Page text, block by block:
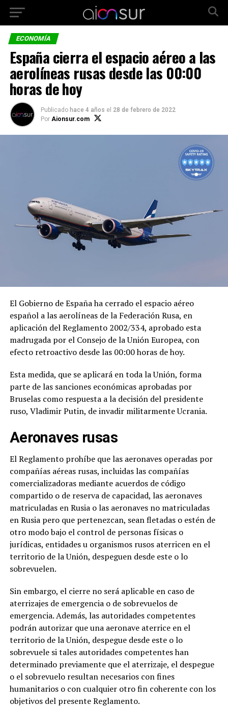
ECONOMÍA
España cierra el espacio aéreo a las
aerolíneas rusas desde las 00:00
horas de hoy
Publicado hace 4 años el 28 de febrero de 2022
Por Aionsur.com
El Gobierno de España ha cerrado el espacio aéreo
español a las aerolíneas de la Federación Rusa, en
aplicación del Reglamento 2002/334, aprobado esta
madrugada por el Consejo de la Unión Europea, con
efecto retroactivo desde las 00:00 horas de hoy.
Esta medida, que se aplicará en toda la Unión, forma
parte de las sanciones económicas aprobadas por
Bruselas como respuesta a la decisión del presidente
ruso, Vladimir Putin, de invadir militarmente Ucrania.
Aeronaves rusas
El Reglamento prohíbe que las aeronaves operadas por
compañías aéreas rusas, incluidas las compañías
comercializadoras mediante acuerdos de código
compartido o de reserva de capacidad, las aeronaves
matriculadas en Rusia o las aeronaves no matriculadas
en Rusia pero que pertenezcan, sean fletadas o estén de
otro modo bajo el control de personas físicas o
jurídicas, entidades u organismos rusos aterricen en el
territorio de la Unión, despeguen desde este o lo
sobrevuelen.
Sin embargo, el cierre no será aplicable en caso de
aterrizajes de emergencia o de sobrevuelos de
emergencia. Además, las autoridades competentes
podrán autorizar que una aeronave aterrice en el
territorio de la Unión, despegue desde este o lo
sobrevuele si tales autoridades competentes han
determinado previamente que el aterrizaje, el despegue
o el sobrevuelo resultan necesarios con fines
humanitarios o con cualquier otro fin coherente con los
objetivos del presente Reglamento.